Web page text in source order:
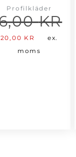
Profilkläder
KR
Det
ursprungliga
20,00 KR
Det
ex.
moms